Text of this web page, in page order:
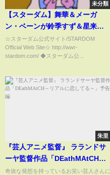
未分類
【スターダム】舞華＆メーガ
ン・ベーンが鈴季すず＆星来芽
依を下し、タッグリーグ初優
勝！-11.12長岡大会-
【STARDOM】
☆スターダム公式サイト/STARDOM
Official Web Site☆ http://wwr-
stardom.com/ ◆スターダム公...
朱里
『芸人アニメ監督』 ラランドサ
ーヤ監督作品「DEathMAtCH～
リアルに恋してる～」予告編
奇抜な発想を持っているお笑い芸人さんに